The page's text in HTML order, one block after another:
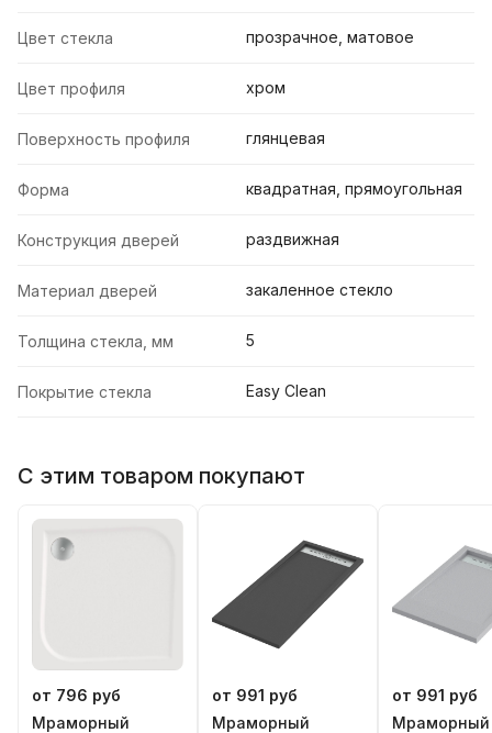
Цвет стекла прозрачное, матовое
Цвет профиля хром
Поверхность профиля глянцевая
Форма квадратная, прямоугольная
Конструкция дверей раздвижная
Материал дверей закаленное стекло
Толщина стекла, мм 5
Покрытие стекла Easy Clean
С этим товаром покупают
от 796 руб
Мраморный
от 991 руб
Мраморный
от 991 руб
Мраморный